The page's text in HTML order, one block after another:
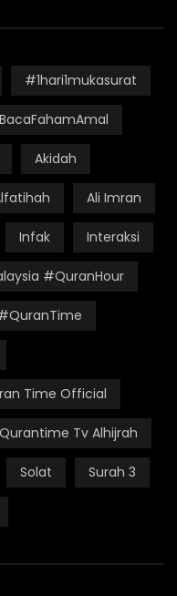
#1hari1mukasurat
Akidah
Ali Imran
Infak Interaksi
#QuranHour
Time Official
Tv Alhijrah
Solat Surah 3